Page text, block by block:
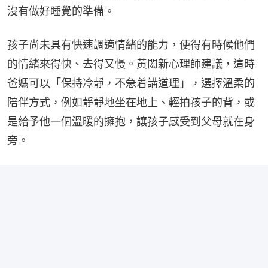
沒有做好睡覺的準備。
孩子尚未具有快速調適情緒的能力，使得有時候他們
的情緒來得快、去得又慢。黃閎新心理師建議，這時
爸媽可以「保持冷靜，不急着講道理」，選擇溫柔的
陪伴方式，例如靜靜地坐在地上、輕拍孩子的背，或
是給予他一個溫暖的擁抱，讓孩子感受到父母就在身
旁。